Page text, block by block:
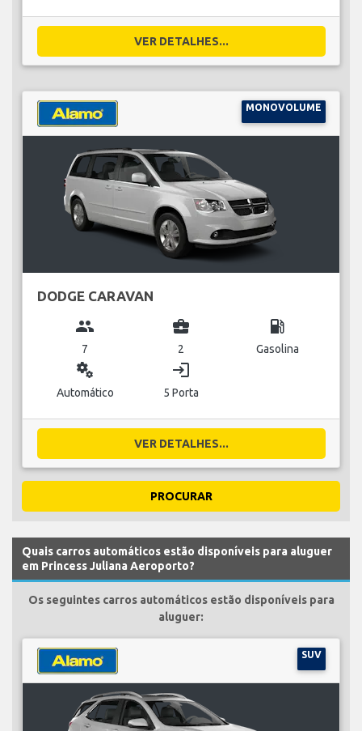
VER DETALHES...
MONOVOLUME
DODGE CARAVAN
group
7
business_center
2
local_gas_station
Gasolina
miscellaneous_services
Automático
login
5 Porta
VER DETALHES...
PROCURAR
Quais carros automáticos estão disponíveis para aluguer
em Princess Juliana Aeroporto?
Os seguintes carros automáticos estão disponíveis para
aluguer:
SUV